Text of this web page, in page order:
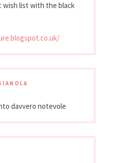
wish list with the black
davvero notevole